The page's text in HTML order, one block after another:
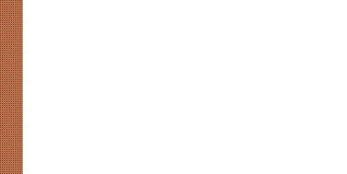
में होगा प्रथम
का भव्य आयोजन